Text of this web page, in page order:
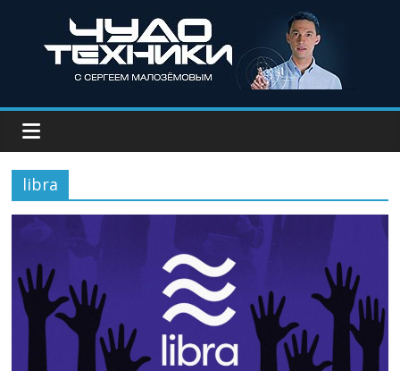
libra